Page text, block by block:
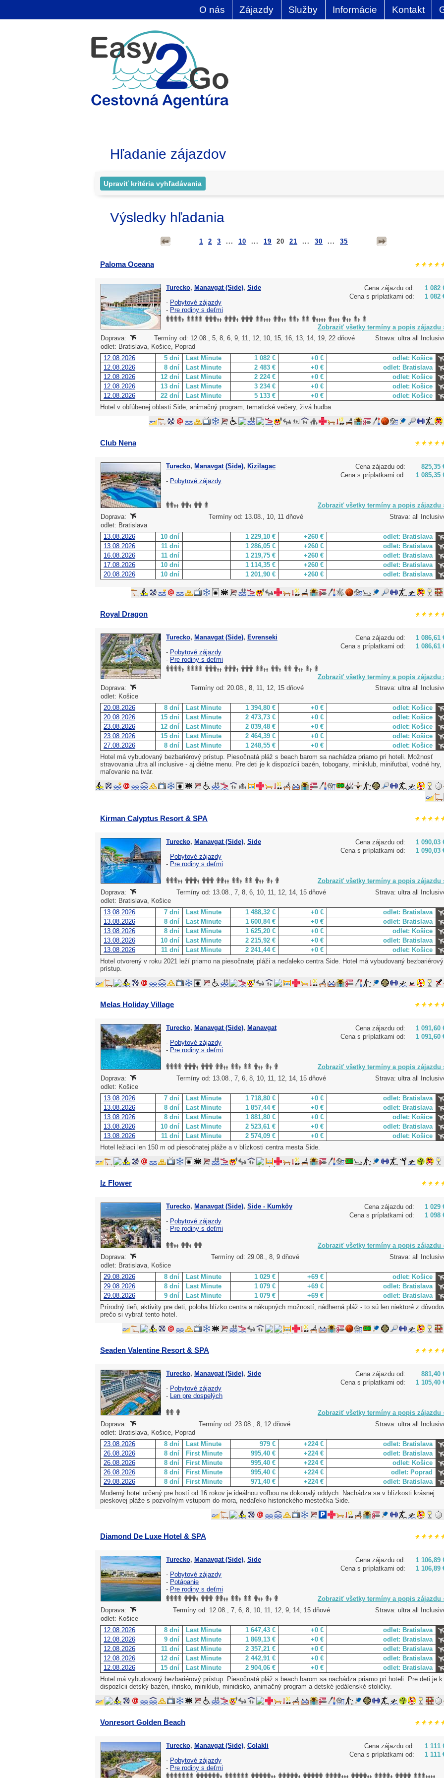
O nás Zájazdy Služby Informácie Kontakt
Hľadanie zájazdov
Výsledky hľadania
1 2 3 ... 10 ... 19 20 21 ... 30 ... 35
Paloma Oceana
Cena zájazdu od:
1 082
Cena s príplatkami od:
1 082
Turecko, Manavgat (Side), Side
- Pobytové zájazdy
- Pre rodiny s deťmi
Zobraziť všetky termíny a popis zájazdu
Doprava:
Termíny od: 12.08., 5, 8, 6, 9, 11, 12, 10, 15, 16, 13, 14, 19, 22 dňové
Strava: ultra all
odlet: Bratislava, Košice, Poprad
12.08.2026
5 dní Last Minute 1 082 € +0 €
odlet: Košice
12.08.2026
8 dní Last Minute 2 483 € +0 €
odlet: Bratislava
12.08.2026
12 dní Last Minute 2 224 € +0 €
odlet: Košice
12.08.2026
13 dní Last Minute 3 234 € +0 €
odlet: Košice
12.08.2026
22 dní Last Minute 5 133 € +0 €
odlet: Košice
Hotel v obľúbenej oblasti Side, animačný program, tematické večery, živá hudba.
Club Nena
Cena zájazdu od:
825,35
Cena s príplatkami od:
1 085,35
Turecko, Manavgat (Side), Kizilagac
- Pobytové zájazdy
Zobraziť všetky termíny a popis zájazdu
Doprava:
Termíny od: 13.08., 10, 11 dňové
Strava: all
odlet: Bratislava
13.08.2026
10 dní 1 229,10 € +260 €
odlet: Bratislava
13.08.2026
11 dní 1 286,05 € +260 €
odlet: Bratislava
16.08.2026
11 dní 1 219,75 € +260 €
odlet: Bratislava
17.08.2026
10 dní 1 114,35 € +260 €
odlet: Bratislava
20.08.2026
10 dní 1 201,90 € +260 € odlet: Bratislava
Royal Dragon
Cena zájazdu od:
1 086,61
Cena s príplatkami od:
1 086,61
Turecko, Manavgat (Side), Evrenseki
- Pobytové zájazdy
- Pre rodiny s deťmi
Zobraziť všetky termíny a popis zájazdu
Doprava:
Termíny od: 20.08., 8, 11, 12, 15 dňové
Strava: ultra all
odlet: Košice
20.08.2026
8 dní Last Minute 1 394,80 € +0 €
odlet: Košice
20.08.2026
15 dní Last Minute 2 473,73 € +0 €
odlet: Košice
23.08.2026
12 dní Last Minute 2 039,48 € +0 €
odlet: Košice
23.08.2026
15 dní Last Minute 2 464,39 € +0 €
odlet: Košice
27.08.2026
8 dní Last Minute 1 248,55 € +0 €
odlet: Košice
Hotel má vybudovaný bezbariérový prístup. Piesočnatá pláž s beach barom sa nachádza priamo pri hoteli. Možnosť
stravovania ultra all inclusive - aj diétne menu. Pre deti je k dispozícii bazén, tobogany, miniklub, minifutbal, vodné hry,
maľovanie na tvár.
Kirman Calyptus Resort & SPA
Cena zájazdu od:
1 090,03
Cena s príplatkami od:
1 090,03
Turecko, Manavgat (Side), Side
- Pobytové zájazdy
- Pre rodiny s deťmi
Zobraziť všetky termíny a popis zájazdu
Doprava:
Termíny od: 13.08., 7, 8, 6, 10, 11, 12, 14, 15 dňové
Strava: ultra all
odlet: Bratislava, Košice
13.08.2026
7 dní Last Minute 1 488,32 € +0 €
odlet: Bratislava
13.08.2026
8 dní Last Minute 1 600,84 € +0 €
odlet: Bratislava
13.08.2026
8 dní Last Minute 1 625,20 € +0 €
odlet: Košice
13.08.2026
10 dní Last Minute 2 215,92 € +0 €
odlet: Bratislava
13.08.2026
11 dní Last Minute 2 241,44 € +0 €
odlet: Košice
Hotel otvorený v roku 2021 leží priamo na piesočnatej pláži a neďaleko centra Side. Hotel má vybudovaný bezbariérový
prístup.
Melas Holiday Village
Cena zájazdu od:
1 091,60
Cena s príplatkami od:
1 091,60
Turecko, Manavgat (Side), Manavgat
- Pobytové zájazdy
- Pre rodiny s deťmi
Zobraziť všetky termíny a popis zájazdu
Doprava:
Termíny od: 13.08., 7, 6, 8, 10, 11, 12, 14, 15 dňové
Strava: ultra all
odlet: Košice
13.08.2026
7 dní Last Minute 1 718,80 € +0 €
odlet: Bratislava
13.08.2026
8 dní Last Minute 1 857,44 € +0 €
odlet: Bratislava
13.08.2026
8 dní Last Minute 1 881,80 € +0 €
odlet: Košice
13.08.2026
10 dní Last Minute 2 523,61 € +0 €
odlet: Bratislava
13.08.2026
11 dní Last Minute 2 574,09 € +0 €
odlet: Košice
Hotel ležiaci len 150 m od piesočnatej pláže a v blízkosti centra mesta Side.
Iz Flower
Cena zájazdu od:
1 029
Cena s príplatkami od:
1 098
Turecko, Manavgat (Side), Side - Kumköy
- Pobytové zájazdy
- Pre rodiny s deťmi
Zobraziť všetky termíny a popis zájazdu
Doprava:
Termíny od: 29.08., 8, 9 dňové
Strava: all
odlet: Bratislava, Košice
29.08.2026
8 dní Last Minute 1 029 € +69 €
odlet: Košice
29.08.2026
8 dní Last Minute 1 079 € +69 €
odlet: Bratislava
29.08.2026
9 dní Last Minute 1 079 € +69 €
odlet: Bratislava
Prírodný tieň, aktivity pre deti, poloha blízko centra a nákupných možností, nádherná pláž - to sú len niektoré z
prečo si vybrať tento hotel.
Seaden Valentine Resort & SPA
Cena zájazdu od:
881,40
Cena s príplatkami od:
1 105,40
Turecko, Manavgat (Side), Side
- Pobytové zájazdy
-
Len pre dospelých
Zobraziť všetky termíny a popis zájazdu
Doprava:
Termíny od: 23.08., 8, 12 dňové
Strava: ultra all
odlet: Bratislava, Košice, Poprad
23.08.2026
8 dní Last Minute 979 € +224 €
odlet: Bratislava
26.08.2026
8 dní First Minute 995,40 € +224 €
odlet: Bratislava
26.08.2026
8 dní First Minute 995,40 € +224 €
odlet: Košice
26.08.2026
8 dní First Minute 995,40 € +224 €
odlet: Poprad
29.08.2026
8 dní First Minute 971,40 € +224 €
odlet: Bratislava
Moderný hotel určený pre hostí od 16 rokov je ideálnou voľbou na dokonalý oddych. Nachádza sa v blízkosti krásnej
pieskovej pláže s pozvoľným vstupom do mora, nedaľeko historického mestečka Side.
Diamond De Luxe Hotel & SPA
Cena zájazdu od:
1 106,89
Cena s príplatkami od:
1 106,89
Turecko, Manavgat (Side), Side
- Pobytové zájazdy
- Potápanie
- Pre rodiny s deťmi
Zobraziť všetky termíny a popis zájazdu
Doprava:
Termíny od: 12.08., 7, 6, 8, 10, 11, 12, 9, 14, 15 dňové
Strava: ultra all
odlet: Košice
12.08.2026
8 dní Last Minute 1 647,43 € +0 €
odlet: Bratislava
12.08.2026
9 dní Last Minute 1 869,13 € +0 €
odlet: Bratislava
12.08.2026
11 dní Last Minute 2 357,21 € +0 €
odlet: Bratislava
12.08.2026
12 dní Last Minute 2 442,91 € +0 €
odlet: Bratislava
12.08.2026
15 dní Last Minute 2 904,06 € +0 €
odlet: Bratislava
Hotel má vybudovaný bezbariérový prístup. Piesočnatá pláž s beach barom sa nachádza priamo pri hoteli. Pre deti je k
dispozícii detský bazén, ihrisko, miniklub, minidisko, animačný program a detské jedálenské stoličky.
Vonresort Golden Beach
Cena zájazdu od:
1 111
Cena s príplatkami od:
1 111
Turecko, Manavgat (Side), Colakli
- Pobytové zájazdy
- Pre rodiny s deťmi